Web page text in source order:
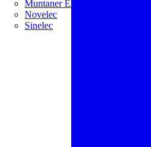
Muntaner Electro
Novelec
Sinelec